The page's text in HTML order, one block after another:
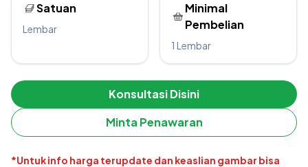
Satuan
Lembar
Minimal
Pembelian
1 Lembar
Konsultasi Disini
Minta Penawaran
*Untuk info harga terupdate dan keaslian gambar bisa